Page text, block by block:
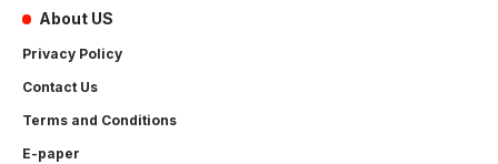
About US
Privacy Policy
Contact Us
Terms and Conditions
E-paper